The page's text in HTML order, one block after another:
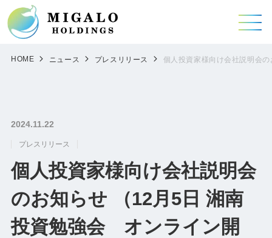
HOME ニュース プレスリリース 個人投資家様向け会社説明会
2024.11.22
プレスリリース
個人投資家様向け会社説明会
のお知らせ （12月5日 湘南
投資勉強会 オンライン開